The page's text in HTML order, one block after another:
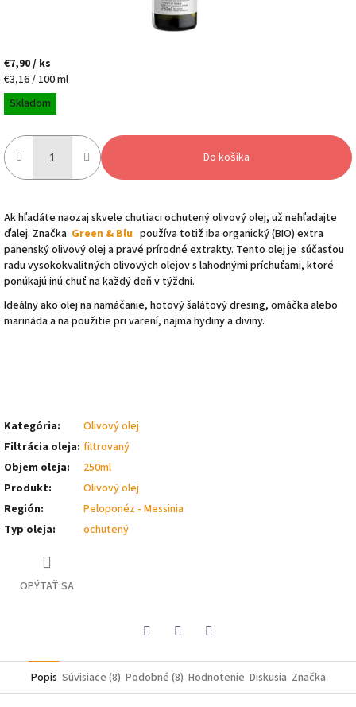
€7,90/ ks
Jednotková
cena:
€3,16 / 100 ml
Skladom
Do košíka
Ak hľadáte naozaj skvele chutiaci ochutený olivový olej, už nehľadajte
ďalej. Značka Green & Blu používa totiž iba organický (BIO) extra
panenský olivový olej a pravé prírodné extrakty. Tento olej je súčasťou
radu vysokokvalitných olivových olejov s lahodnými príchuťami, ktoré
ponúkajú inú chuť na každý deň v týždni.
Ideálny ako olej na namáčanie, hotový šalátový dresing, omáčka alebo
marináda a na použitie pri varení, najmä hydiny a diviny.
Kategória:
Olivový olej
Filtrácia oleja: filtrovaný
Objem oleja:
250ml
Produkt:
Olivový olej
Región:
Peloponéz - Messinia
Typ oleja: ochutený
OPÝTAŤ SA
Popis Súvisiace (8) Podobné (8) Hodnotenie Diskusia Značka